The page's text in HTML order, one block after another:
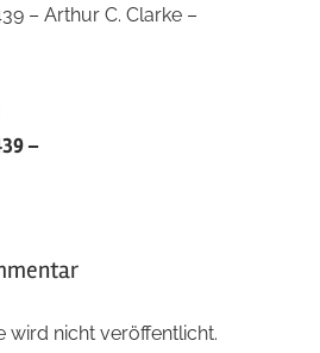
– Arthur C. Clarke –
–
wird nicht veröffentlicht.